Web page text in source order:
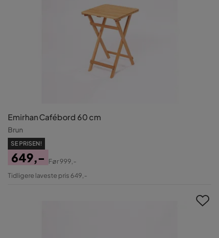
Emirhan Cafébord 60 cm
Brun
SE PRISEN!
Pris
649,-
Original
Før999,-
Tidligere laveste pris 649,-